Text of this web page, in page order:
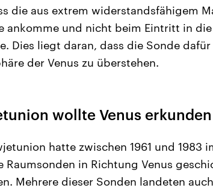
die aus extrem widerstandsfähigem
ankomme und nicht beim Eintritt in
Dies liegt daran, dass die Sonde
der Venus zu überstehen.
wollte Venus erkunden
hatte zwischen 1961 und 1983
Raumsonden in Richtung Venus
Mehrere dieser Sonden landeten